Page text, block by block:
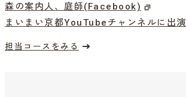
森の案内人、庭師(Facebook)
まいまい京都YouTubeチャンネルに出演
担当コースをみる